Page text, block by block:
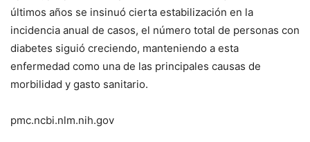
últimos años se insinuó cierta estabilización en la
incidencia anual de casos, el número total de personas con
diabetes siguió creciendo, manteniendo a esta
enfermedad como una de las principales causas de
morbilidad y gasto sanitario.
pmc.ncbi.nlm.nih.gov